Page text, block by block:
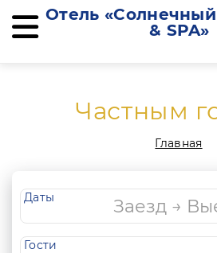
Отель
& SPA»
Частным
Главная
Даты
Гости